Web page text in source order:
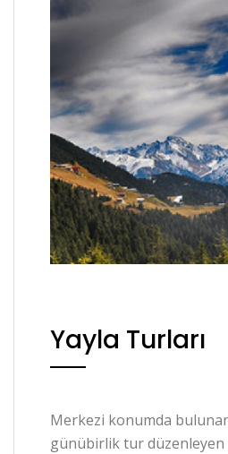
Yayla Turları
Merkezi konumda
günübirlik tur